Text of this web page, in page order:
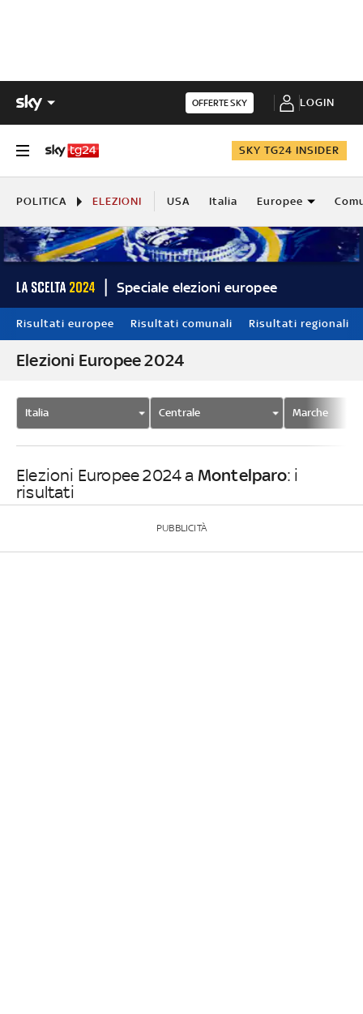
OFFERTE SKY LOGIN
SKY TG24 INSIDER
POLITICA ELEZIONI USA Italia Europee
Speciale elezioni europee
Risultati europee Risultati comunali Risultati regionali
Elezioni Europee 2024
Italia Centrale Marche
Elezioni Europee 2024 a Montelparo: i
risultati
PUBBLICITÀ